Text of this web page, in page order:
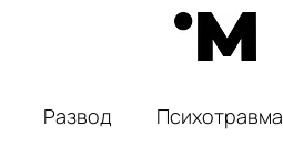
Развод Психотравма